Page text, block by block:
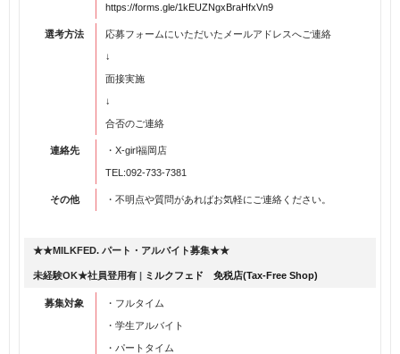
https://forms.gle/1kEUZNgxBraHfxVn9
選考方法 応募フォームにいただいたメールアドレスへご連絡
↓
面接実施
↓
合否のご連絡
連絡先 ・X-girl福岡店
TEL:092-733-7381
その他 ・不明点や質問があればお気軽にご連絡ください。
★★MILKFED. パート・アルバイト募集★★
未経験OK★社員登用有 | ミルクフェド 免税店(Tax-Free Shop)
募集対象 ・フルタイム
・学生アルバイト
・パートタイム